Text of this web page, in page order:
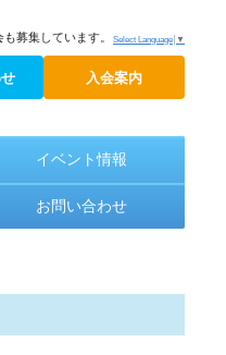
Select Language ▼
募集しています。
入会案内
イベント情報
お問い合わせ